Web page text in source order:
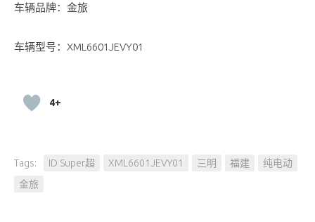
车辆品牌：金旅
车辆型号：XML6601JEVY01
4+
Tags: ID Super超 XML6601JEVY01 三明 福建
纯电动
金旅